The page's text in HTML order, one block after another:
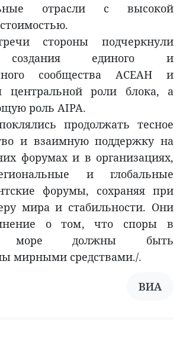
отрасли с высокой
стороны подчеркнули
создания единого и
сообщества АСЕАН и
центральной роли блока, а
роль AIPA.
продолжать тесное
и взаимную поддержку на
форумах и в организациях,
и глобальные
форумы, сохраняя при
мира и стабильности. Они
о том, что споры в
море должны быть
мирными средствами./.
ВИА